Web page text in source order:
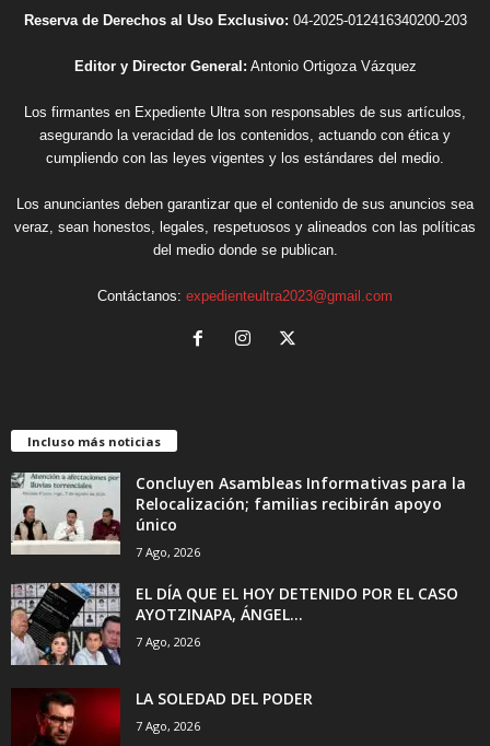
Reserva de Derechos al Uso Exclusivo: 04-2025-012416340200-203
Editor y Director General: Antonio Ortigoza Vázquez
Los firmantes en Expediente Ultra son responsables de sus artículos,
asegurando la veracidad de los contenidos, actuando con ética y
cumpliendo con las leyes vigentes y los estándares del medio.
Los anunciantes deben garantizar que el contenido de sus anuncios sea
veraz, sean honestos, legales, respetuosos y alineados con las políticas
del medio donde se publican.
Contáctanos: expedienteultra2023@gmail.com
Incluso más noticias
Concluyen Asambleas Informativas para la
Relocalización; familias recibirán apoyo
único
7 Ago, 2026
EL DÍA QUE EL HOY DETENIDO POR EL CASO
AYOTZINAPA, ÁNGEL...
7 Ago, 2026
LA SOLEDAD DEL PODER
7 Ago, 2026